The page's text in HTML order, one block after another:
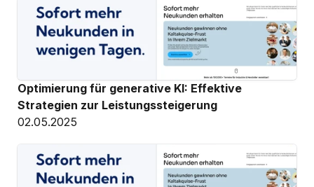
Optimierung für generative KI: Effektive
Strategien zur Leistungssteigerung
02.05.2025